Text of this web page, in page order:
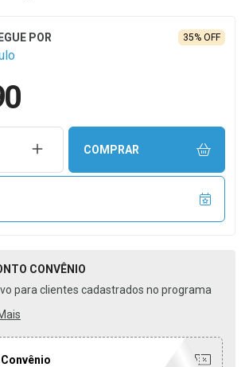
35% OFF
UNIDADEAUMENTAR UMA UNIDADE
COMPRAR
CONVÊNIO
para clientes cadastrados no programa